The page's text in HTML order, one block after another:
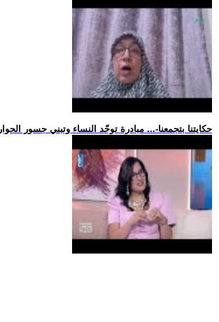
.. -حكايتنا بتجمعنا-... مبادرة توحّد النساء وتبني جسور الحوار